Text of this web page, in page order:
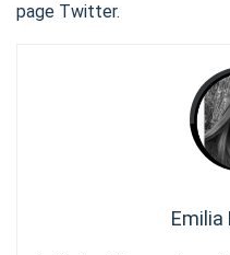
page Twitter.
Emilia